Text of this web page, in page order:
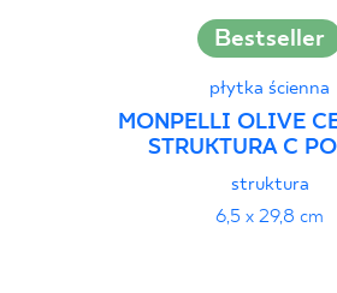
Bestseller
płytka ścienna
MONPELLI OLIVE
STRUKTURA C
struktura
6,5 x 29,8 cm